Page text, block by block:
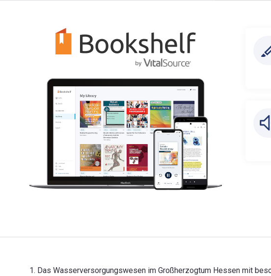
1. Das Wasserversorgungswesen im Großherzogtum Hessen mit